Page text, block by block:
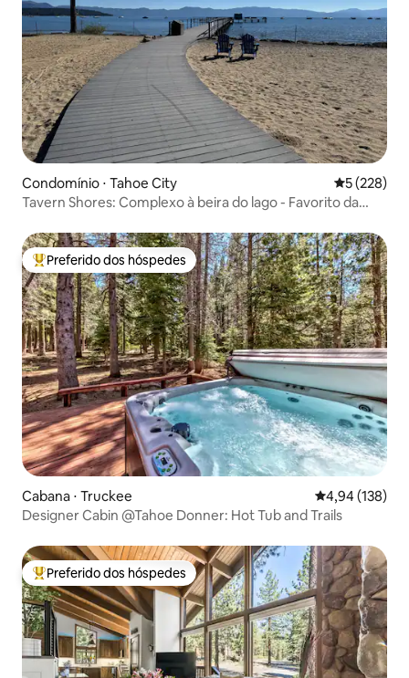
Condomínio ⋅ Tahoe City 5 de uma
5 (228)
Tavern Shores: Complexo à beira do lago - Favorito da
Entre os melhores preferidos dos hóspedes
Preferido dos hóspedes
Cabana ⋅ Truckee 4,94 de uma
4,94 (138)
Designer Cabin @Tahoe Donner: Hot Tub and Trails
Entre os melhores preferidos dos hóspedes
Preferido dos hóspedes